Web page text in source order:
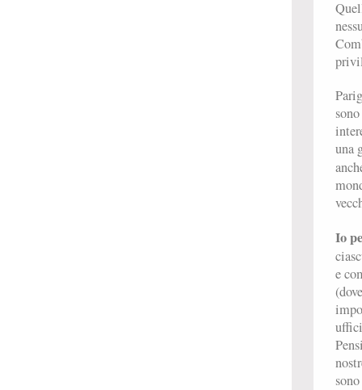
una
Io
e